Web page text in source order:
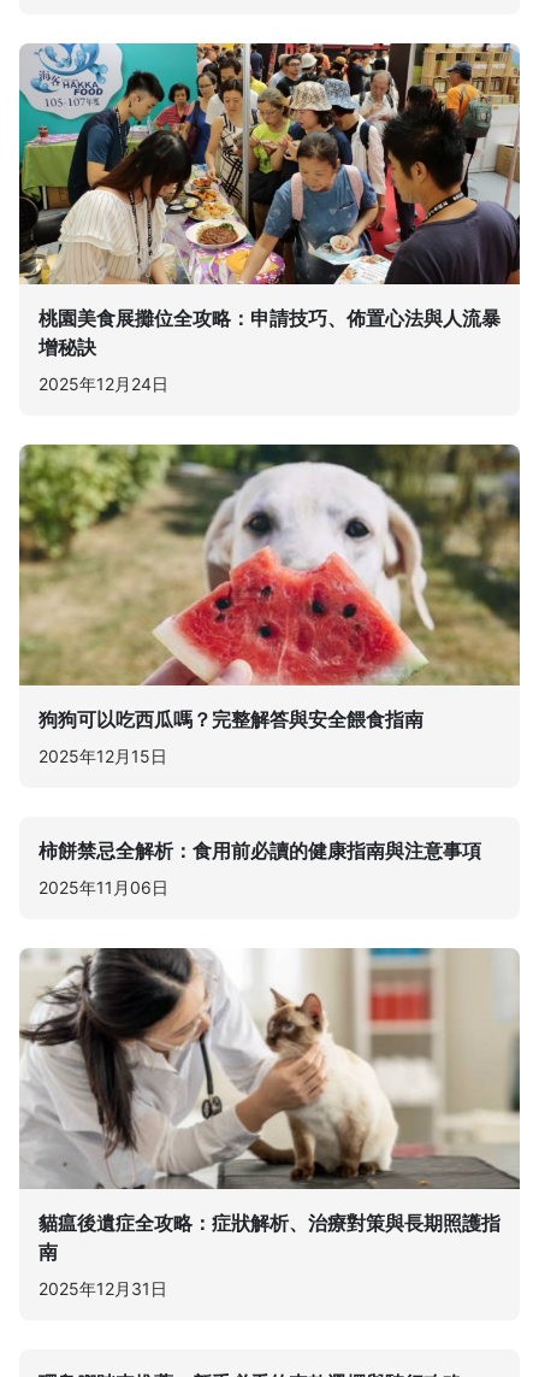
桃園美食展攤位全攻略：申請技巧、佈置心法與人流暴
增秘訣
2025年12月24日
狗狗可以吃西瓜嗎？完整解答與安全餵食指南
2025年12月15日
柿餅禁忌全解析：食用前必讀的健康指南與注意事項
2025年11月06日
貓瘟後遺症全攻略：症狀解析、治療對策與長期照護指
南
2025年12月31日